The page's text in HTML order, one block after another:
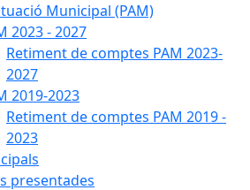
Municipal (PAM)
2023 - 2027
Retiment de comptes PAM 2023-
2027
2019-2023
Retiment de comptes PAM 2019 -
2023
presentades